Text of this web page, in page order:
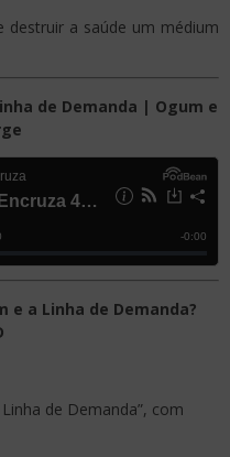
destruir a saúde um médium
de Demanda | Ogum e
e a Linha de Demanda?
de Demanda”, com